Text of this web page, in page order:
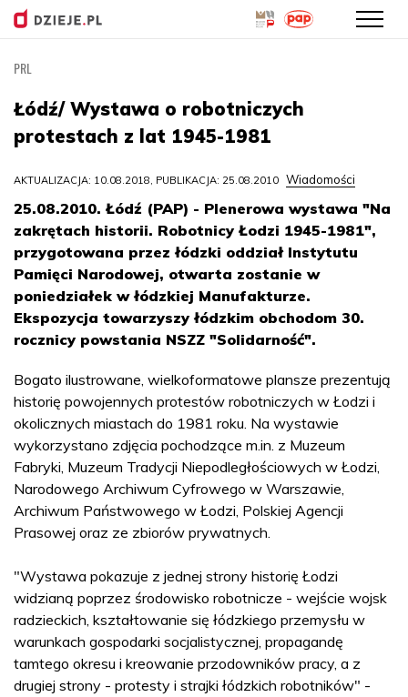
treści
PRL
Łódź/ Wystawa o robotniczych
protestach z lat 1945-1981
AKTUALIZACJA: 10.08.2018, PUBLIKACJA: 25.08.2010 Wiadomości
25.08.2010. Łódź (PAP) - Plenerowa wystawa "Na
zakrętach historii. Robotnicy Łodzi 1945-1981",
przygotowana przez łódzki oddział Instytutu
Pamięci Narodowej, otwarta zostanie w
poniedziałek w łódzkiej Manufakturze.
Ekspozycja towarzyszy łódzkim obchodom 30.
rocznicy powstania NSZZ "Solidarność".
Bogato ilustrowane, wielkoformatowe plansze prezentują
historię powojennych protestów robotniczych w Łodzi i
okolicznych miastach do 1981 roku. Na wystawie
wykorzystano zdjęcia pochodzące m.in. z Muzeum
Fabryki, Muzeum Tradycji Niepodległościowych w Łodzi,
Narodowego Archiwum Cyfrowego w Warszawie,
Archiwum Państwowego w Łodzi, Polskiej Agencji
Prasowej oraz ze zbiorów prywatnych.
"Wystawa pokazuje z jednej strony historię Łodzi
widzianą poprzez środowisko robotnicze - wejście wojsk
radzieckich, kształtowanie się łódzkiego przemysłu w
warunkach gospodarki socjalistycznej, propagandę
tamtego okresu i kreowanie przodowników pracy, a z
drugiej strony - protesty i strajki łódzkich robotników" -